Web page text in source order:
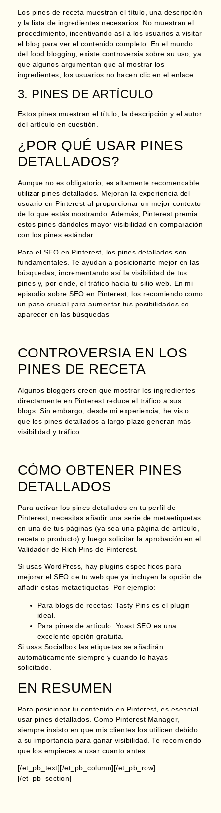
Los pines de receta muestran el título, una descripción
y la lista de ingredientes necesarios. No muestran el
procedimiento, incentivando así a los usuarios a visitar
el blog para ver el contenido completo. En el mundo
del food blogging, existe controversia sobre su uso, ya
que algunos argumentan que al mostrar los
ingredientes, los usuarios no hacen clic en el enlace
3. PINES DE ARTÍCULO
Estos pines muestran el título, la descripción y el autor
del artículo en cuestión.
¿POR QUÉ USAR PINES
DETALLADOS?
Aunque no es obligatorio, es altamente recomendable
utilizar pines detallados. Mejoran la experiencia del
usuario en Pinterest al proporcionar un mejor contexto
de lo que estás mostrando. Además, Pinterest premia
estos pines dándoles mayor visibilidad en comparación
con los pines estándar.
Para el SEO en Pinterest, los pines detallados son
fundamentales.Te ayudan a posicionarte mejor en las
búsquedas, incrementando así la visibilidad de tus
pines y, por ende, el tráfico hacia tu sitio web. En mi
episodio sobre SEO en Pinterest, los recomiendo como
un paso crucial para aumentar tus posibilidades de
aparecer en las búsquedas.
CONTROVERSIA EN LOS
PINES DE RECETA
Algunos bloggers creen que mostrar los ingredientes
directamente en Pinterest reduce el tráfico a sus
blogs. Sin embargo, desde mi experiencia, he visto
que los pines detallados a largo plazo generan más
visibilidad y tráfico.
CÓMO OBTENER PINES
DETALLADOS
Para activar los pines detallados en tu perfil de
Pinterest, necesitas añadir una serie de metaetiquetas
en una de tus páginas (ya sea una página de artículo,
receta o producto) y luego solicitar la aprobación en el
Validador de Rich Pins de Pinterest.
Si usas WordPress, hay plugins específicos para
mejorar el SEO de tu web que ya incluyen la opción de
añadir estas metaetiquetas. Por ejemplo:
Para blogs de recetas: Tasty Pins es el plugin
ideal.
Para pines de artículo: Yoast SEO es una
excelente opción gratuita.
Si usas Socialbox las etiquetas se añadirán
automáticamente siempre y cuando lo hayas
solicitado.
EN RESUMEN
Para posicionar tu contenido en Pinterest, es esencial
usar pines detallados. Como Pinterest Manager,
siempre insisto en que mis clientes los utilicen debido
a su importancia para ganar visibilidad. Te recomiendo
que los empieces a usar cuanto antes.
[/et_pb_text][/et_pb_column][/et_pb_row]
[/et_pb_section]